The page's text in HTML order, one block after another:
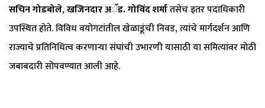
सचिन गोडबोले,खजिनदार अॅड. गोविंद शर्मातसेच इतर पदाधिकारी
उपस्थित होते. विविध वयोगटांतील खेळाडूंची निवड, त्यांचे मार्गदर्शन आणि
राज्याचे प्रतिनिधित्व करणाऱ्या संघांची उभारणी यासाठी या समित्यांवर मोठी
जबाबदारी सोपवण्यात आली आहे.